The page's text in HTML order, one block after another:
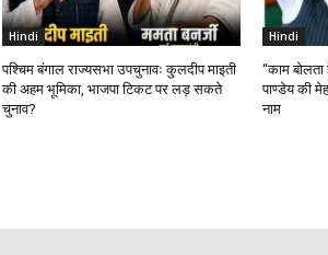
Hindi
पश्चिम बंगाल राज्यसभा उपचुनावः कुलदीप माइती
की अहम भूमिका, भाजपा टिकट पर लड़ सकते
चुनाव?
Hindi
“काम बोलता
पाण्डेय की
नाम